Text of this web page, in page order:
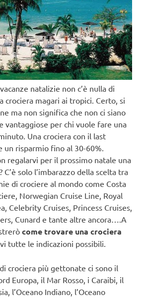
natalizie non c’è nulla di
crociera magari ai tropici. Certo, si
ma non significa che non ci siano
vantaggiose per chi vuole fare una
Una crociera con il last
un risparmio fino al 30-60%.
regalarvi per il prossimo natale una
C’è solo l’imbarazzo della scelta tra
di crociere al mondo come Costa
Norwegian Cruise Line, Royal
Celebrity Cruises, Princess Cruises,
Cunard e tante altre ancora….A
come trovare una crociera
tutte le indicazioni possibili.
crociera più gettonate ci sono il
Europa, il Mar Rosso, i Caraibi, il
l’Oceano Indiano, l’Oceano